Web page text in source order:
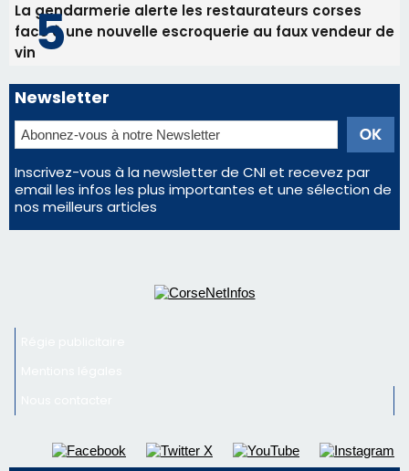
La gendarmerie alerte les restaurateurs corses
face à une nouvelle escroquerie au faux vendeur de
vin
Newsletter
Inscrivez-vous à la newsletter de CNI et recevez par
email les infos les plus importantes et une sélection de
nos meilleurs articles